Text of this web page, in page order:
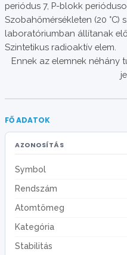
periódus 7, P-blokk
Szobahőmérsékleten (20 °C)
laboratóriumban állítanak
Szintetikus radioaktív elem.
Ennek az elemnek néhány
FŐ ADATOK
AZONOSÍTÁS
Symbol
Rendszám
Atomtömeg
Kategória
Stabilitás